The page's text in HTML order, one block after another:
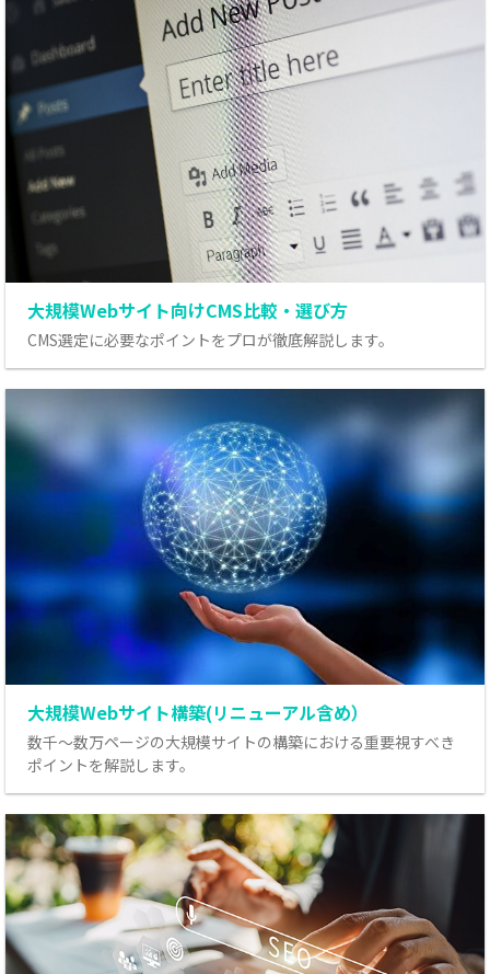
大規模Webサイト向けCMS比較・選び方
CMS選定に必要なポイントをプロが徹底解説します。
大規模Webサイト構築(リニューアル含め）
数千～数万ページの大規模サイトの構築における重要視すべき
ポイントを解説します。